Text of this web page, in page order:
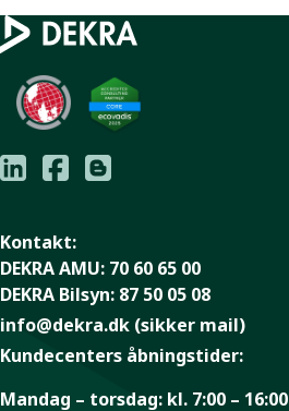
Kontakt:
DEKRA AMU: 70 60 65 00
DEKRA Bilsyn: 87 50 05 08
info@dekra.dk (sikker mail)
Kundecenters åbningstider:
Mandag – torsdag: kl. 7:00 – 16:00